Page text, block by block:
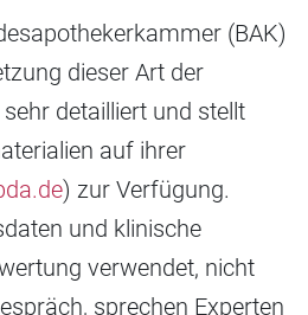
(BAK)
dieser Art der
detailliert und stellt
auf ihrer
) zur Verfügung.
und klinische
verwendet, nicht
sprechen Experten